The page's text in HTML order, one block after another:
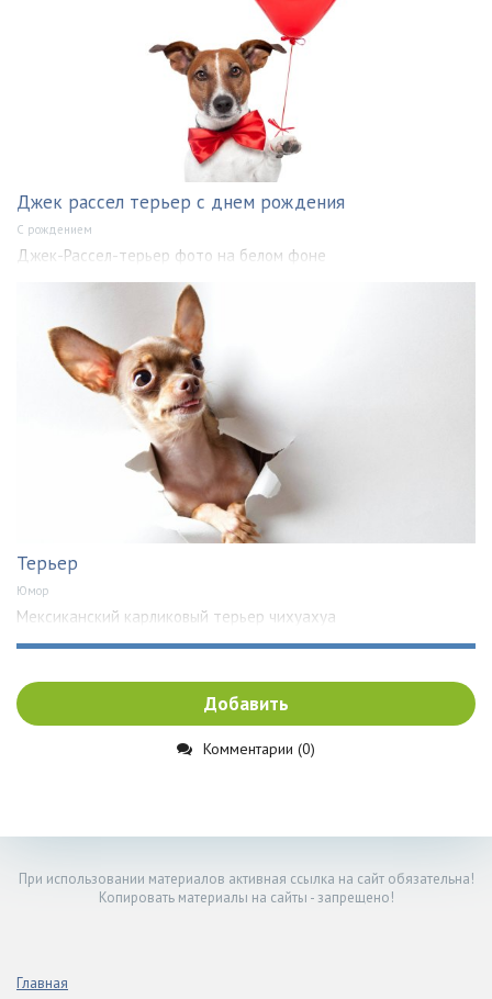
Джек рассел терьер с днем рождения
С рождением
Джек-Рассел-терьер фото на белом фоне
Терьер
Юмор
Мексиканский карликовый терьер чихуахуа
Добавить
Комментарии (0)
При использовании материалов активная ссылка на сайт обязательна!
Копировать материалы на сайты - запрещено!
Главная